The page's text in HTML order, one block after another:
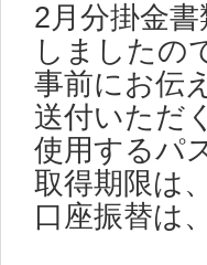
2月分掛金
しましたの
事前にお伝
送付いただ
使用するパ
取得期限は
口座振替は